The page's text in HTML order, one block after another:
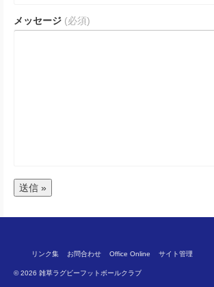
メッセージ (必須)
リンク集 お問合わせ Office Online サイト管理
© 2026 雑草ラグビーフットボールクラブ